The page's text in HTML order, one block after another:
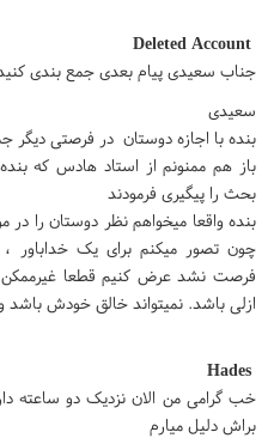
جناب سعیدی پیام بعدی جمع بندی
سعیدی
بنده با اجازه دوستان در فرصتی دیگر
باز هم ممنونم از استاد هادس که
بحث را پیگیری فرمودند
بنده واقعا میخواهم نظر دوستان را
چون تصور میکنم برای یک
فرصت نشد عرض کنیم قطعا غیرممکن
ازلی باشد. نمیتواند خالق خودش
خب گرامی من الان نزدیک دو ساعته
براش دلیل میارم